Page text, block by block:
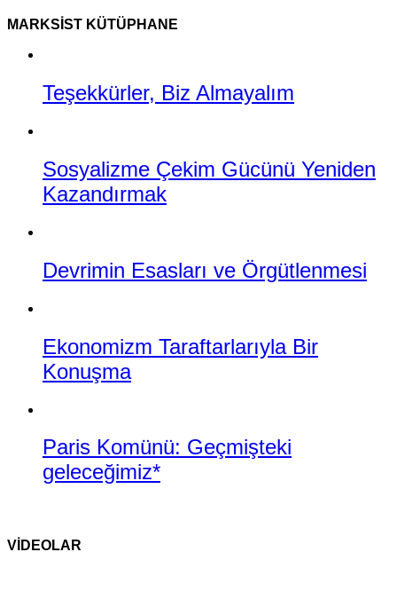
MARKSIST KÜTÜPHANE
Teşekkürler, Biz Almayalım
Sosyalizme Çekim Gücünü Yeniden
Kazandırmak
Devrimin Esasları ve Örgütlenmesi
Ekonomizm Taraftarlarıyla Bir
Konuşma
Paris Komünü: Geçmişteki
geleceğimiz*
VİDEOLAR